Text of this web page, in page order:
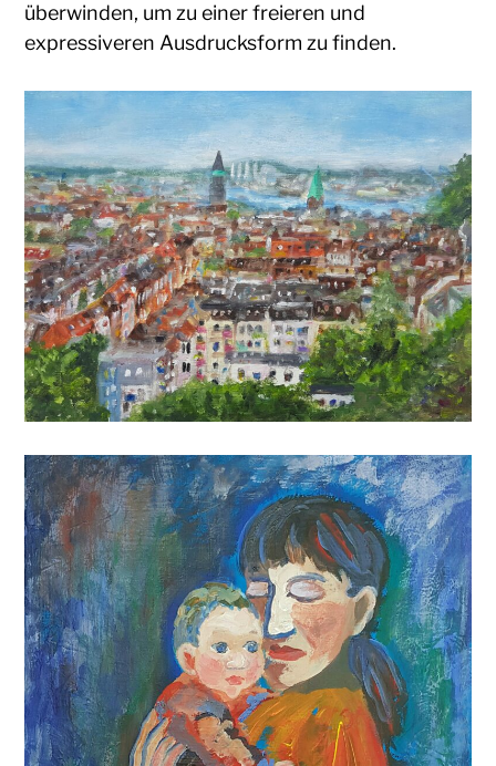
überwinden, um zu einer freieren und
expressiveren Ausdrucksform zu finden.